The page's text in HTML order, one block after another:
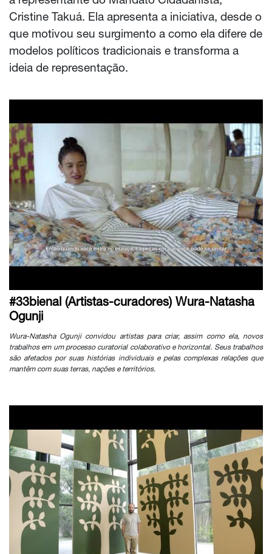
Cristine Takuá. Ela apresenta a iniciativa, desde o
que motivou seu surgimento a como ela difere de
modelos políticos tradicionais e transforma a
ideia de representação.
#33bienal (Artistas-curadores) Wura-Natasha
Ogunji
Wura-Natasha Ogunji convidou artistas para criar, assim como ela, novos
trabalhos em um processo curatorial colaborativo e horizontal. Seus trabalhos
são afetados por suas histórias individuais e pelas complexas relações que
mantêm com suas terras, nações e territórios.